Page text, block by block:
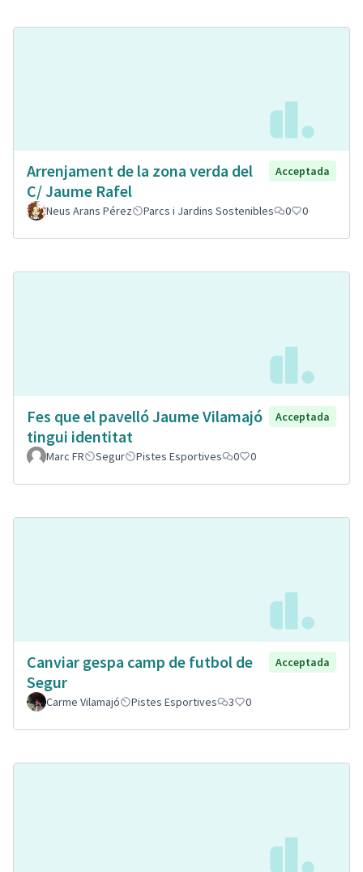
Arrenjament de la zona verda del
C/ Jaume Rafel
Acceptada
Neus Arans Pérez Parcs i Jardins Sostenibles 0 0
Fes que el pavelló Jaume Vilamajó
tingui identitat
Acceptada
Marc FR Segur Pistes Esportives 0 0
Canviar gespa camp de futbol de
Segur
Acceptada
Carme Vilamajó Pistes Esportives 3 0